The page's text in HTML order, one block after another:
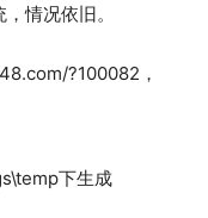
情况依旧。
?100082，
下生成